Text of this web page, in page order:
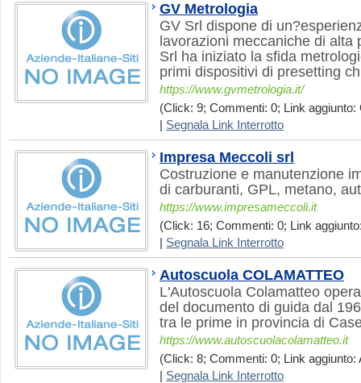
GV Metrologia
GV Srl dispone di
lavorazioni meccaniche di alta
Srl ha iniziato la sfida
primi dispositivi di presetting
https://www.gvmetrologia.it/
(Click: 9; Commenti: 0; Link aggiunto:
Segnala Link Interrotto
Impresa Meccoli srl
Costruzione e manutenzione
di carburanti, GPL, metano,
https://www.impresameccoli.it
(Click: 16; Commenti: 0; Link
Segnala Link Interrotto
Autoscuola COLAMATTEO
L'Autoscuola Colamatteo
del documento di guida dal
tra le prime in provincia di
https://www.autoscuolacolamatteo.it
(Click: 8; Commenti: 0; Link aggiunto:
Segnala Link Interrotto